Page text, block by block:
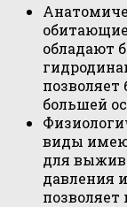
обладают
большей
виды
для
давления
позволяет